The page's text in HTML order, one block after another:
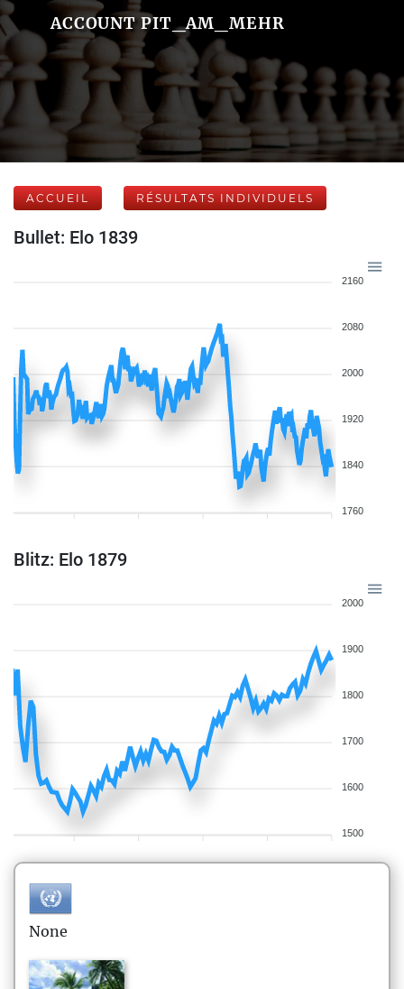
ACCOUNT PIT_AM_MEHR
ACCUEIL RÉSULTATS INDIVIDUELS
Bullet: Elo 1839
2160
2080
2000
1920
1840
1760
Blitz: Elo 1879
2000
1900
1800
1700
1600
1500
None